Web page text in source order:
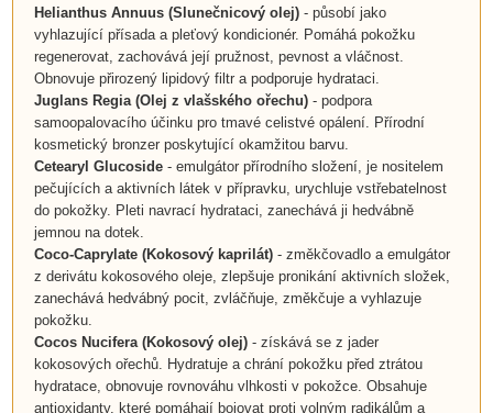
Helianthus Annuus(Slunečnicový olej)- působí jako
vyhlazující přísada a pleťový kondicionér. Pomáhá pokožku
regenerovat, zachovává její pružnost, pevnost a vláčnost.
Obnovuje přirozený lipidový filtr a podporuje hydrataci.
Juglans Regia(Olej z vlašského ořechu) - podpora
samoopalovacího účinku pro tmavé celistvé opálení. Přírodní
kosmetický bronzer poskytující okamžitou barvu.
Cetearyl Glucoside- emulgátor přírodního složení, je nositelem
pečujících a aktivních látek v přípravku, urychluje vstřebatelnost
do pokožky. Pleti navrací hydrataci, zanechává ji hedvábně
jemnou na dotek.
Coco-Caprylate(Kokosový kaprilát)- změkčovadlo a emulgátor
z derivátu kokosového oleje, zlepšuje pronikání aktivních složek,
zanechává hedvábný pocit, zvláčňuje, změkčuje a vyhlazuje
pokožku.
Cocos Nucifera (Kokosový olej)- získává se z jader
kokosových ořechů. Hydratuje a chrání pokožku před ztrátou
hydratace, obnovuje rovnováhu vlhkosti v pokožce. Obsahuje
antioxidanty, které pomáhají bojovat proti volným radikálům a